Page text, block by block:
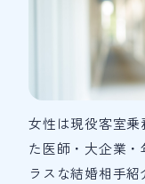
女性は現役客室
た医師・大企業
ラスな結婚相手